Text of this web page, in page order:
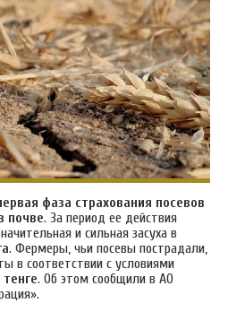
фаза страхования посевов
почве. За период ее действия
и сильная засуха в
. Фермеры, чьи посевы пострадали,
в соответствии с условиями
. Об этом сообщили в АО